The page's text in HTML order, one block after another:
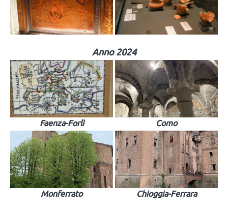
Anno 2024
Faenza-Forlì Como
Monferrato Chioggia-Ferrara